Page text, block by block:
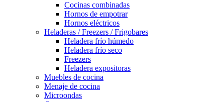
Cocinas combinadas
Hornos de empotrar
Hornos eléctricos
Heladeras / Freezers / Frigobares
Heladera frío húmedo
Heladera frío seco
Freezers
Heladera expositoras
Muebles de cocina
Menaje de cocina
Microondas